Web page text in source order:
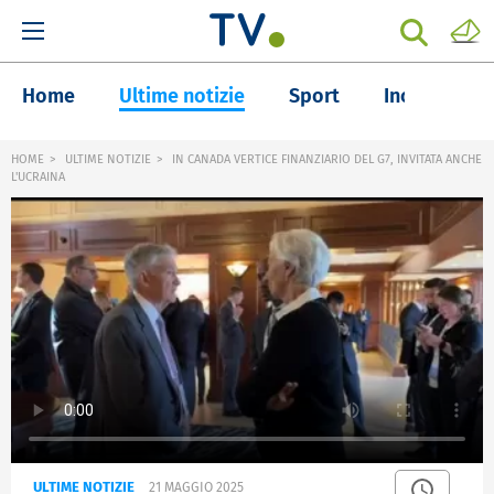
Home Ultime notizie Sport Inchieste
HOME ULTIME NOTIZIE
IN CANADA VERTICE FINANZIARIO DEL G7, INVITATA ANCHE
L'UCRAINA
ULTIME NOTIZIE 21 MAGGIO 2025